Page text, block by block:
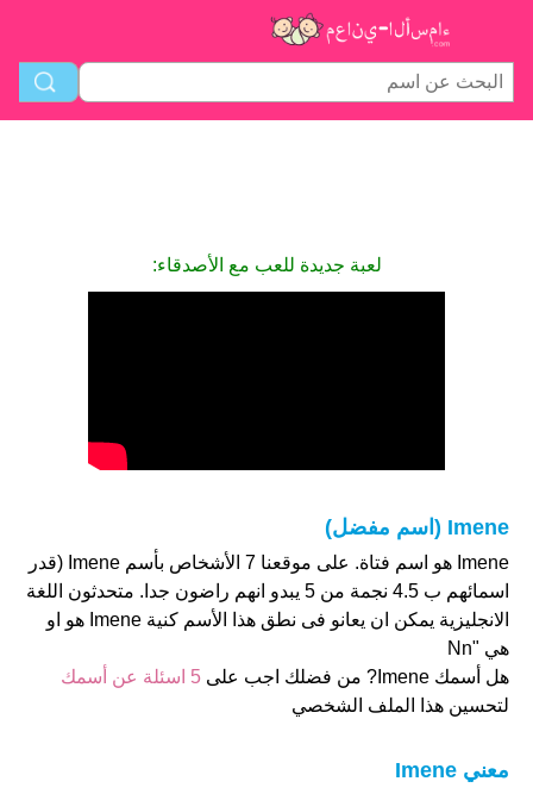
لعبة جديدة للعب مع الأصدقاء:
Imene (اسم مفضل)
Imene هو اسم فتاة. على موقعنا 7 الأشخاص بأسم Imene (قدر
اسمائهم ب 4.5 نجمة من 5 يبدو انهم راضون جدا. متحدثون اللغة
الانجليزية يمكن ان يعانو فى نطق هذا الأسم كنية Imene هو او
هي "Nn
هل أسمك Imene? من فضلك اجب على
5 اسئلة عن أسمك
لتحسين هذا الملف الشخصي
معني Imene